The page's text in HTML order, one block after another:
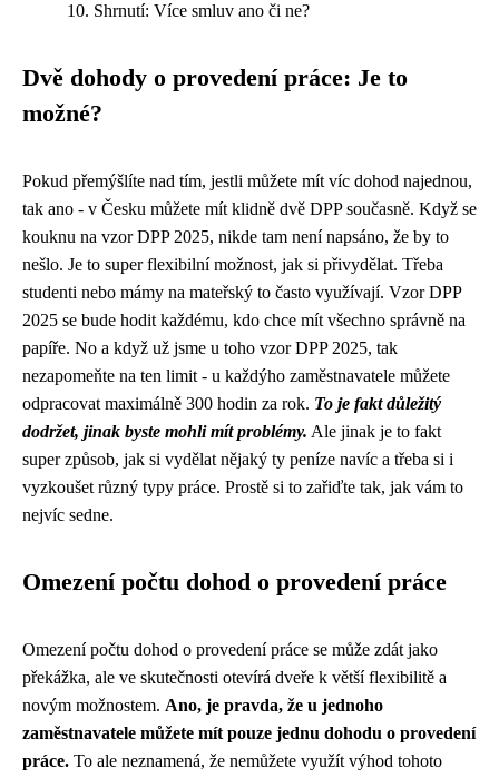
Shrnutí: Více smluv ano či ne?
Dvě dohody o provedení práce: Je to
možné?
Pokud přemýšlíte nad tím, jestli můžete mít víc dohod najednou,
tak ano - v Česku můžete mít klidně dvě DPP současně. Když se
kouknu na vzor DPP 2025, nikde tam není napsáno, že by to
nešlo. Je to super flexibilní možnost, jak si přivydělat. Třeba
studenti nebo mámy na mateřský to často využívají. Vzor DPP
2025 se bude hodit každému, kdo chce mít všechno správně na
papíře. No a když už jsme u toho vzor DPP 2025, tak
nezapomeňte na ten limit - u každýho zaměstnavatele můžete
odpracovat maximálně 300 hodin za rok. To je fakt důležitý
dodržet, jinak byste mohli mít problémy. Ale jinak je to fakt
super způsob, jak si vydělat nějaký ty peníze navíc a třeba si i
vyzkoušet různý typy práce. Prostě si to zařiďte tak, jak vám to
nejvíc sedne.
Omezení počtu dohod o provedení práce
Omezení počtu dohod o provedení práce se může zdát jako
překážka, ale ve skutečnosti otevírá dveře k větší flexibilitě a
novým možnostem. Ano, je pravda, že u jednoho
zaměstnavatele můžete mít pouze jednu dohodu o provedení
práce. To ale neznamená, že nemůžete využít výhod tohoto